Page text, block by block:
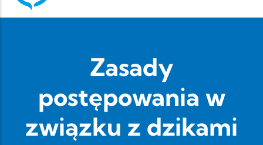
Zasady
postępowania w
związku z dzikami